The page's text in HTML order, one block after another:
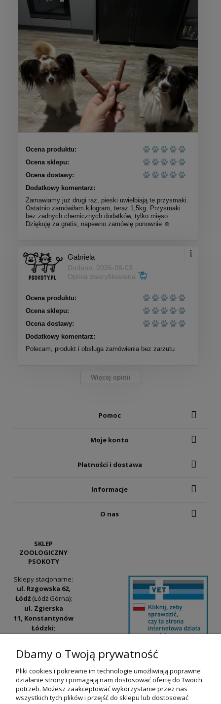
Ocena produktu:
Ocena sklepu:
Ocena dostawy:
Dodatkowy komentarz:
Zamawiamy już drugi raz, pieski uwielbiają te przysmaki.
Ostatnio zamówiłam kilogram, teraz 1,5kg. Przysmaki
bez żadnych chemicznych dodatków, tylko mięso.
Dziękuję za gratis, napewno zamówię ponownie ☺️
Gabriela
Dodano: 2026-08-03
Opinia zweryfikowana
Ocena produktu:
Ocena sklepu:
Ocena dostawy:
Dodatkowy komentarz:
Polecam, produkt i obsługa zamówienia bez zarzutu
Więcej opinii
Pomoc
Moje konto
Płatności i dostawa
Informacje
O nas
SKLEP
ZOOLOGICZNY
PSOKOTY
Sklepy stacjonarne:
ul. Rzgowska 62,
Łódź(Łódź Górna);
ul. Zgierska
11, Konstantynów
Łódzki;
Widzew).
Godziny otwarcia:
pn-pt 9:00-17:00
Dbamy o Twoją prywatność
Pliki cookies i pokrewne im technologie umożliwiają poprawne
działanie strony i pomagają nam dostosować ofertę do Twoich
potrzeb. Możesz zaakceptować wykorzystanie przez nas
wszystkich tych plików i przejść do sklepu lub dostosować